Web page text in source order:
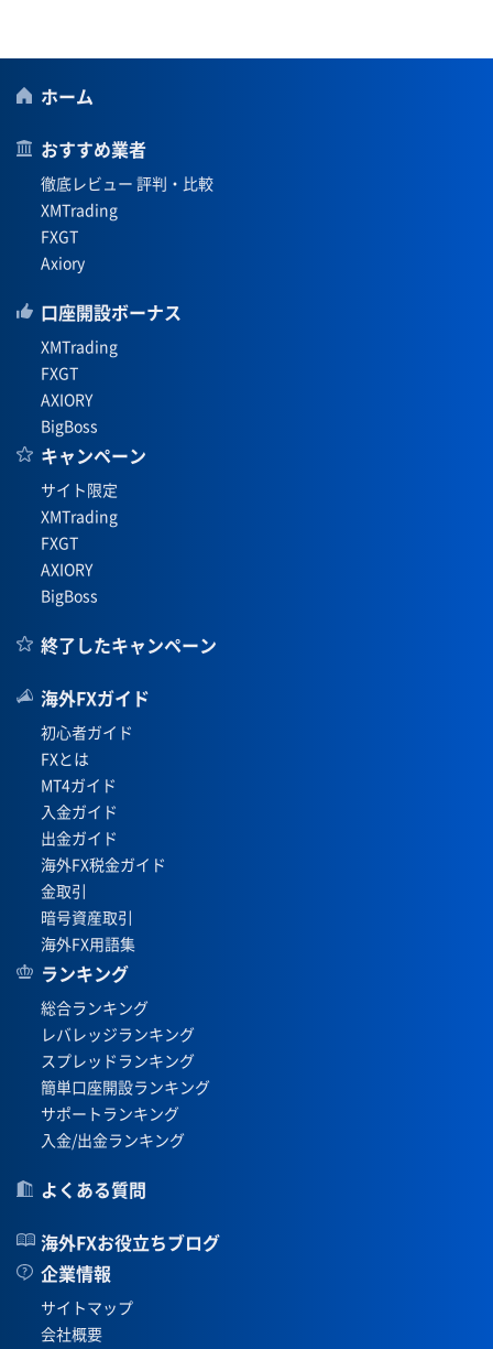
ホーム
おすすめ業者
徹底レビュー 評判・比較
XMTrading
FXGT
Axiory
口座開設ボーナス
XMTrading
FXGT
AXIORY
BigBoss
キャンペーン
サイト限定
XMTrading
FXGT
AXIORY
BigBoss
終了したキャンペーン
海外FXガイド
初心者ガイド
FXとは
MT4ガイド
入金ガイド
出金ガイド
海外FX税金ガイド
金取引
暗号資産取引
海外FX用語集
ランキング
総合ランキング
レバレッジランキング
スプレッドランキング
簡単口座開設ランキング
サポートランキング
入金/出金ランキング
よくある質問
海外FXお役立ちブログ
企業情報
サイトマップ
会社概要